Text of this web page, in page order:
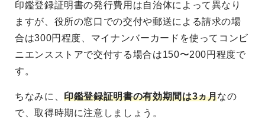
印鑑登録証明書の発行費用は自治体によって異なり
ますが、役所の窓口での交付や郵送による請求の場
合は300円程度、マイナンバーカードを使ってコンビ
ニエンスストアで交付する場合は150〜200円程度で
す。
ちなみに、印鑑登録証明書の有効期間は3ヵ月なの
で、取得時期に注意しましょう。